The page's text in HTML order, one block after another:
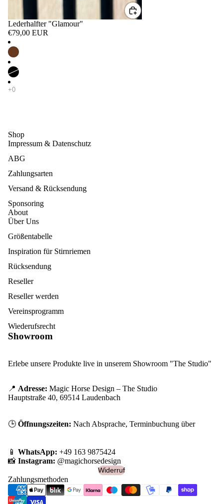
Lederhalfter "Glamour"
€79,00 EUR
Shop
Impressum & Datenschutz
ABG
Zahlungsarten
Versand & Rücksendung
Sponsoring
About
Über Uns
Größentabelle
Inspiration für Stirnriemen
Rücksendung
Reseller
Reseller werden
Vereinsprogramm
Wiederufsrecht
Showroom
Erlebe unsere Produkte live in unserem Showroom "The Studio"
📍 Adresse: Magic Horse Design – The Studio
Hauptstraße 40, 69514 Laudenbach
🕒 Öffnungszeiten: Nach Absprache, Terminbuchung über
📱 WhatsApp: +49 163 9875424
📸 Instagram: @magichorsedesign
Widerruf
Zahlungsmethoden
Widerrufsrecht